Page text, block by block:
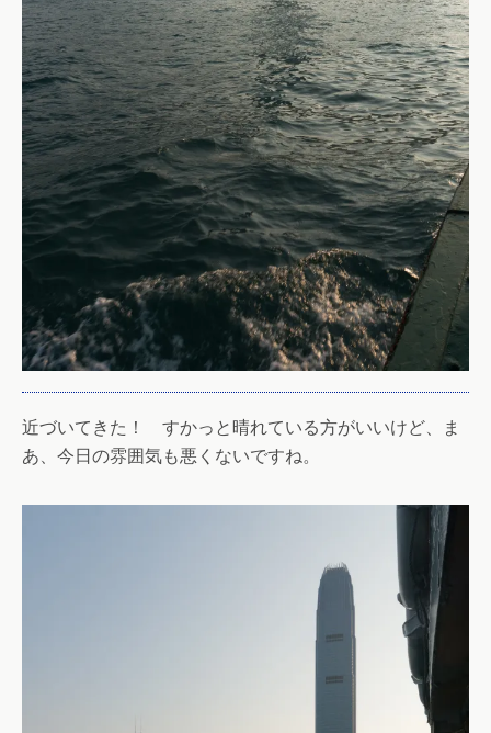
近づいてきた！ すかっと晴れている方がいいけど、ま
あ、今日の雰囲気も悪くないですね。